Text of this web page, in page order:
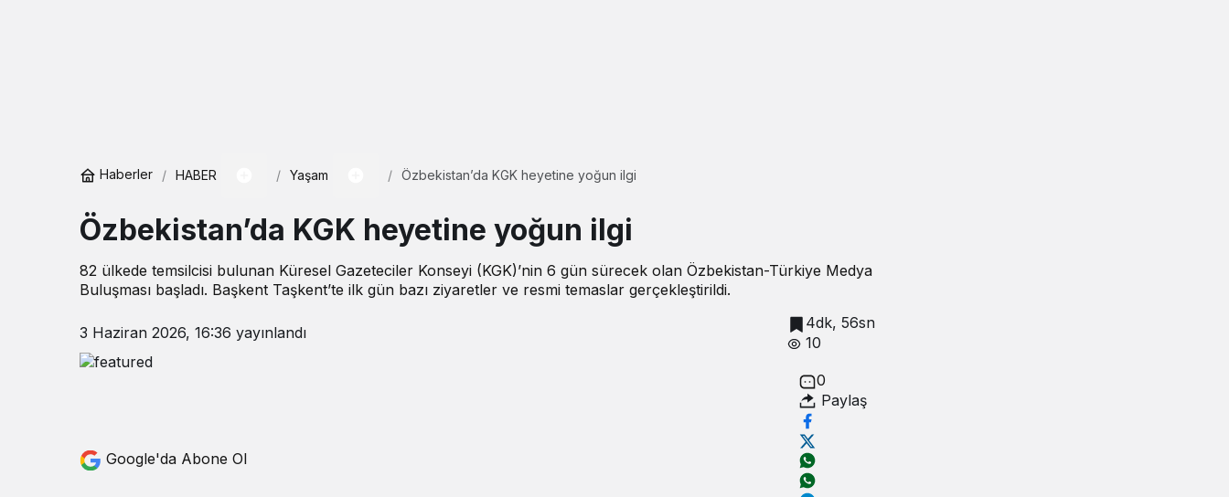
Haberler HABER Yaşam Özbekistan’da KGK heyetine yoğun ilgi
Özbekistan’da KGK heyetine yoğun ilgi
82 ülkede temsilcisi bulunan Küresel Gazeteciler Konseyi (KGK)’nin 6 gün sürecek olan Özbekistan-Türkiye Medya
Buluşması başladı. Başkent Taşkent’te ilk gün bazı ziyaretler ve resmi temaslar gerçekleştirildi.
3 Haziran 2026, 16:36 yayınlandı
4dk, 56sn
10
Google'da Abone Ol
0
Paylaş